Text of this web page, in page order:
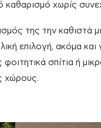
καθαρισμό χωρίς
της την καθιστά
επιλογή, ακόμα και
σπίτια ή
χώρους.